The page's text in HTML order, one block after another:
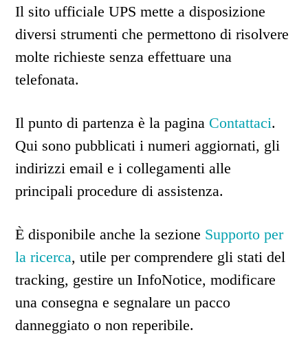
Il sito ufficiale UPS mette a disposizione
diversi strumenti che permettono di risolvere
molte richieste senza effettuare una
telefonata.
Il punto di partenza è la pagina Contattaci.
Qui sono pubblicati i numeri aggiornati, gli
indirizzi email e i collegamenti alle
principali procedure di assistenza.
È disponibile anche la sezione Supporto per
la ricerca, utile per comprendere gli stati del
tracking, gestire un InfoNotice, modificare
una consegna e segnalare un pacco
danneggiato o non reperibile.